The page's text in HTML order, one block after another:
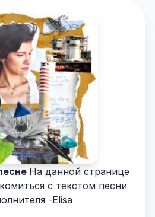
На данной странице
с текстом песни
-Elisa